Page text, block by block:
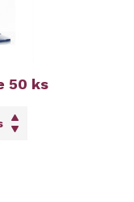
50 ks